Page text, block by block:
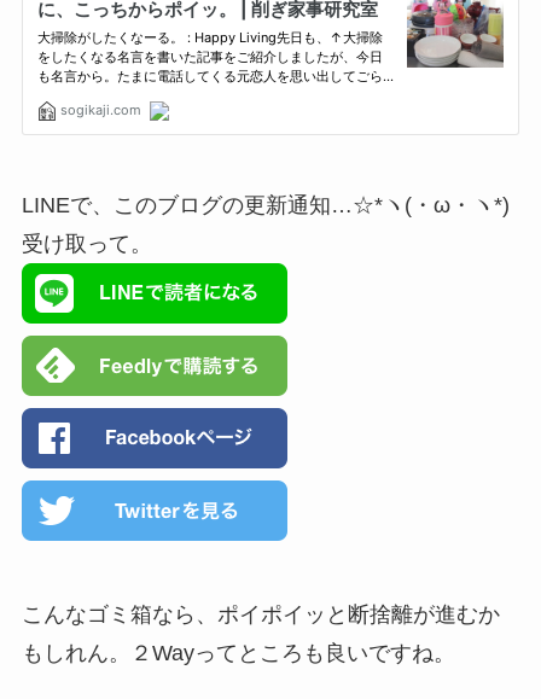
LINEで、このブログの更新通知…☆*ヽ(・ω・ヽ*)
受け取って。
こんなゴミ箱なら、ポイポイッと断捨離が進むか
もしれん。２Wayってところも良いですね。